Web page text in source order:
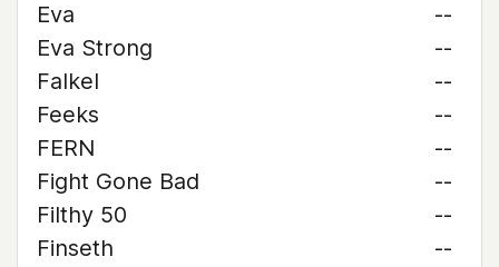
Eva
--
Eva Strong
--
Falkel
--
Feeks
--
FERN
--
Fight Gone Bad
--
Filthy 50
--
Finseth
--